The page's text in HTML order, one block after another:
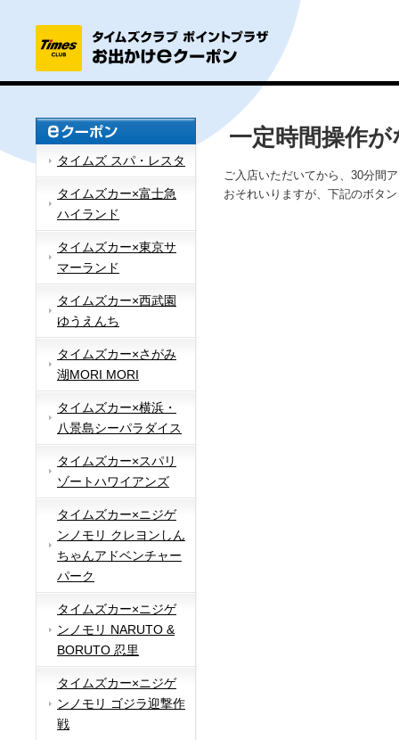
タイムズ スパ・レスタ
タイムズカー×富士急
ハイランド
タイムズカー×東京サ
マーランド
タイムズカー×西武園
ゆうえんち
タイムズカー×さがみ
湖MORI MORI
タイムズカー×横浜・
八景島シーパラダイス
タイムズカー×スパリ
ゾートハワイアンズ
タイムズカー×ニジゲ
ンノモリ クレヨンしん
ちゃんアドベンチャー
パーク
タイムズカー×ニジゲ
ンノモリ NARUTO &
BORUTO 忍里
タイムズカー×ニジゲ
ンノモリ ゴジラ迎撃作
戦
一定時間操作
ご入店いただいてから、30分間
おそれいりますが、下記のボタ